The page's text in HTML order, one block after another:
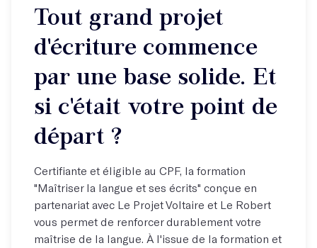
Tout grand projet
d'écriture commence
par une base solide. Et
si c'était votre point de
départ ?
Certifiante et éligible au CPF, la formation
"Maîtriser la langue et ses écrits" conçue en
partenariat avec Le Projet Voltaire et Le Robert
vous permet de renforcer durablement votre
maîtrise de la langue. À l'issue de la formation et